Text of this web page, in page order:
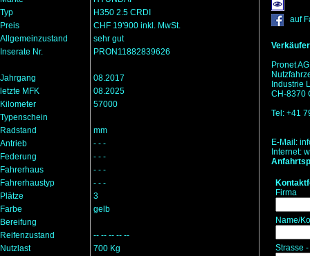
Typ
H350 2.5 CRDI
Preis
CHF 19'900 inkl. MwSt.
Allgemeinzustand
sehr gut
Inserate Nr.
PRON11882839626
Jahrgang
08.2017
letzte MFK
08.2025
Kilometer
57000
Typenschein
Radstand
mm
Antrieb
- - -
Federung
- - -
Fahrerhaus
- - -
Fahrerhaustyp
- - -
Plätze
3
Farbe
gelb
Bereifung
Reifenzustand
-- -- -- -- --
Nutzlast
700 Kg
auf
Pronet AG
Industrie
CH-8370
Tel: +41
E-Mail:
Internet:
Firma
Name/
Strasse -